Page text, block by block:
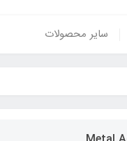
سایر محصولات